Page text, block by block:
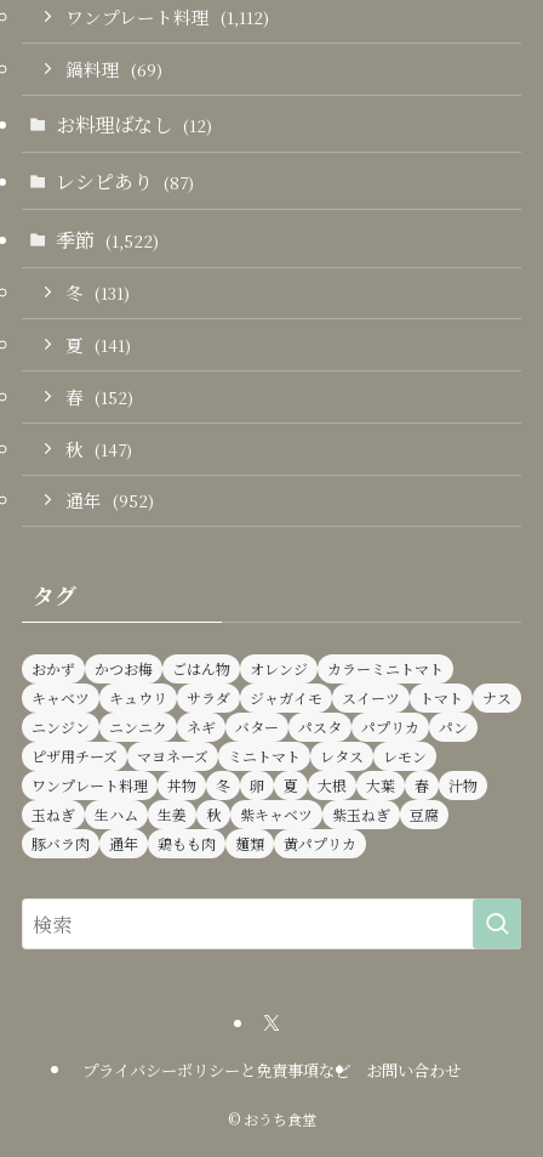
ワンプレート料理 (1,112)
鍋料理 (69)
お料理ばなし (12)
レシピあり (87)
季節 (1,522)
冬 (131)
夏 (141)
春 (152)
秋 (147)
通年 (952)
タグ
おかず かつお梅 ごはん物 オレンジ
カラーミニトマト
キャベツ
キュウリ サラダ ジャガイモ スイーツ トマト
ナス
ニンジン
ニンニク ネギ バター パスタ パプリカ
パン
ピザ用チーズ
マヨネーズ ミニトマト レタス
レモン
ワンプレート料理
丼物 冬 卵 夏 大根 大葉 春
汁物
玉ねぎ
生ハム 生姜 秋 紫キャベツ 紫玉ねぎ
豆腐
豚バラ肉
通年 鶏もも肉 麺類 黄パプリカ
プライバシーポリシーと免責事項など お問い合わせ
©おうち食堂